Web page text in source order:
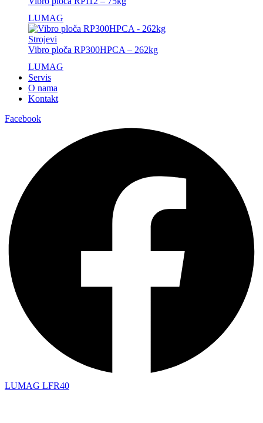
LUMAG
Strojevi
Vibro ploča RP300HPCA – 262kg
LUMAG
Servis
O nama
Kontakt
Facebook
LUMAG LFR40